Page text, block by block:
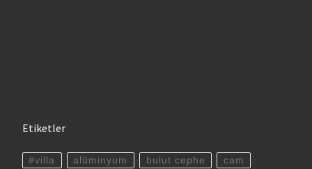
Etiketler
#villa alüminyum bulut cephe cam